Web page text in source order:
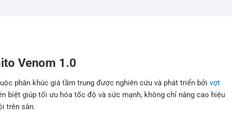
Venom 1.0
phân khúc giá tầm trung được nghiên cứu và phát triển bởivợt
biệt giúp tối ưu hóa tốc độ và sức mạnh, không chỉ nâng cao hiệu
trên sân.